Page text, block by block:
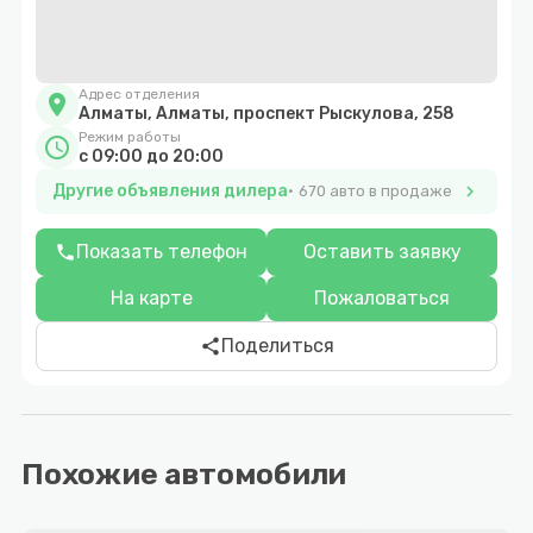
location_on Адрес отделения
Алматы, Алматы, проспект Рыскулова, 258
schedule Режим работы
с 09:00 до 20:00
Другие объявления дилера
670 авто в продаже chevron_right
phoneПоказать телефон Оставить заявку
На карте Пожаловаться
shareПоделиться
Похожие автомобили